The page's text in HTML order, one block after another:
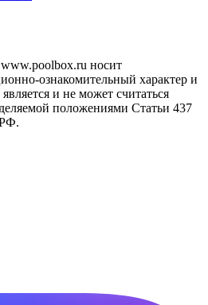
носит
ознакомительный характер и
и не может считаться
положениями Статьи 437
РФ.